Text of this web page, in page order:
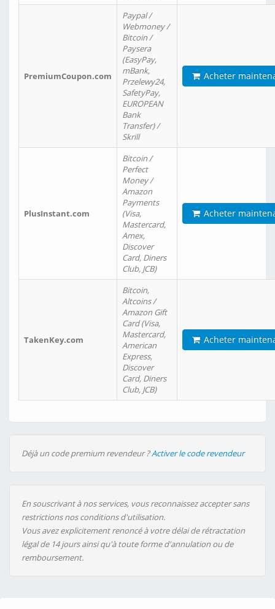
PremiumCoupon.com
Paypal /
Webmoney /
Bitcoin /
Paysera
(EasyPay,
mBank,
Przelewy24,
SafetyPay,
EUROPEAN
Bank
Transfer) /
Skrill
Acheter
PlusInstant.com
Bitcoin /
Perfect
Money /
Amazon
Payments
(Visa,
Mastercard,
Amex,
Discover
Card, Diners
Club, JCB)
Acheter
TakenKey.com
Bitcoin,
Altcoins /
Amazon Gift
Card (Visa,
Mastercard,
American
Express,
Discover
Card, Diners
Club, JCB)
Acheter
Déjà un code premium revendeur ?Activer le code revendeur
En souscrivant à nos services, vous reconnaissez accepter sans
restrictions nos conditions d'utilisation.
Vous avez explicitement renoncé à votre délai de rétractation
légal de 14 jours ainsi qu'à toute forme d'annulation ou de
remboursement.